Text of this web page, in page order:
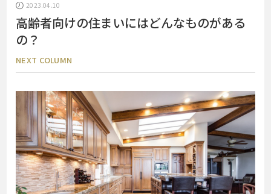
2023.04.10
高齢者向けの住まいにはどんなものがある
の？
NEXT COLUMN